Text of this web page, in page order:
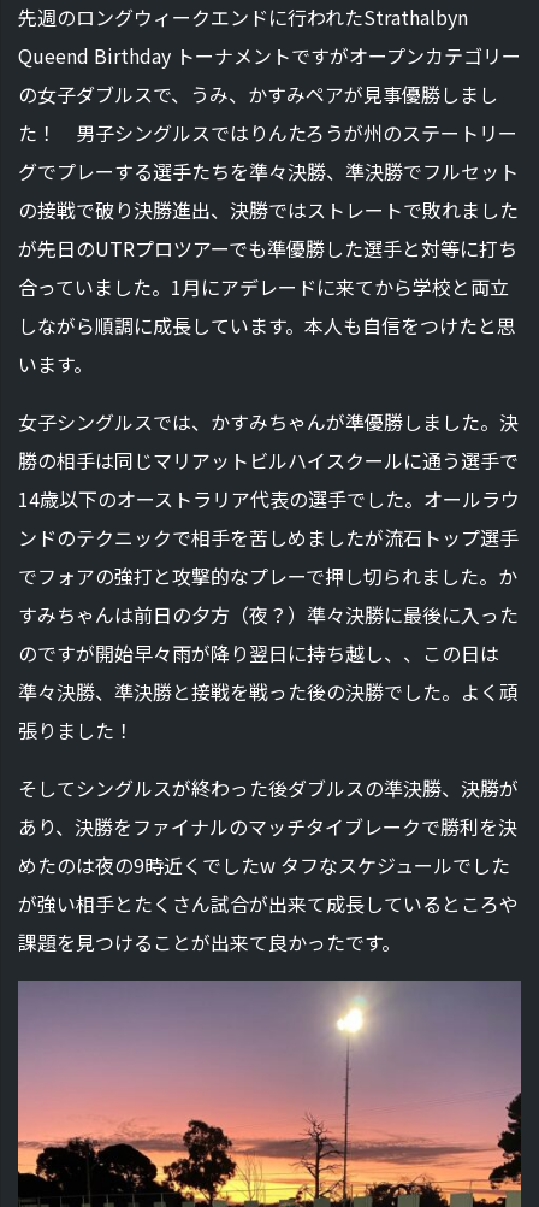
先週のロングウィークエンドに行われたStrathalbyn
Queend Birthday トーナメントですがオープンカテゴリー
の女子ダブルスで、うみ、かすみペアが見事優勝しまし
た！ 男子シングルスではりんたろうが州のステートリー
グでプレーする選手たちを準々決勝、準決勝でフルセット
の接戦で破り決勝進出、決勝ではストレートで敗れました
が先日のUTRプロツアーでも準優勝した選手と対等に打ち
合っていました。1月にアデレードに来てから学校と両立
しながら順調に成長しています。本人も自信をつけたと思
います。
女子シングルスでは、かすみちゃんが準優勝しました。決
勝の相手は同じマリアットビルハイスクールに通う選手で
14歳以下のオーストラリア代表の選手でした。オールラウ
ンドのテクニックで相手を苦しめましたが流石トップ選手
でフォアの強打と攻撃的なプレーで押し切られました。か
すみちゃんは前日の夕方（夜？）準々決勝に最後に入った
のですが開始早々雨が降り翌日に持ち越し、、この日は
準々決勝、準決勝と接戦を戦った後の決勝でした。よく頑
張りました！
そしてシングルスが終わった後ダブルスの準決勝、決勝が
あり、決勝をファイナルのマッチタイブレークで勝利を決
めたのは夜の9時近くでしたw タフなスケジュールでした
が強い相手とたくさん試合が出来て成長しているところや
課題を見つけることが出来て良かったです。